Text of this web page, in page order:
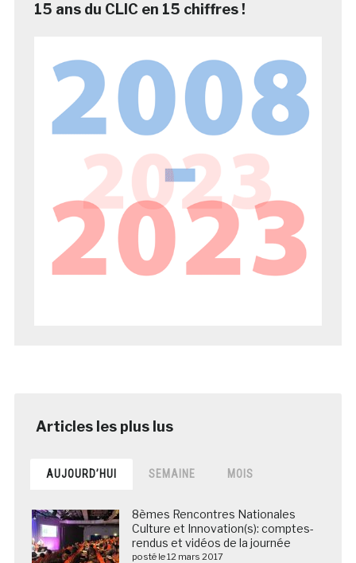
15 ans du CLIC en 15 chiffres !
AUJOURD’HUI SEMAINE MOIS
8èmes Rencontres Nationales
Culture et Innovation(s): comptes-
rendus et vidéos de la journée
posté le 12 mars 2017